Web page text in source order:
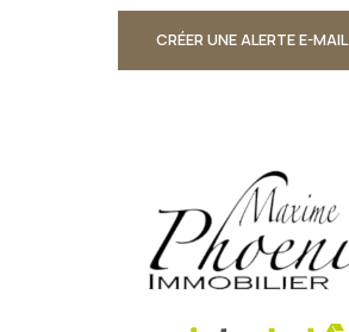
CRÉER UNE ALERTE E-MAIL